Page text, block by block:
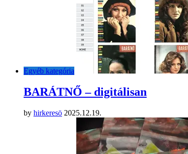
Egyéb kategória
BARÁTNŐ – digitálisan
by hirkeresö 2025.12.19.